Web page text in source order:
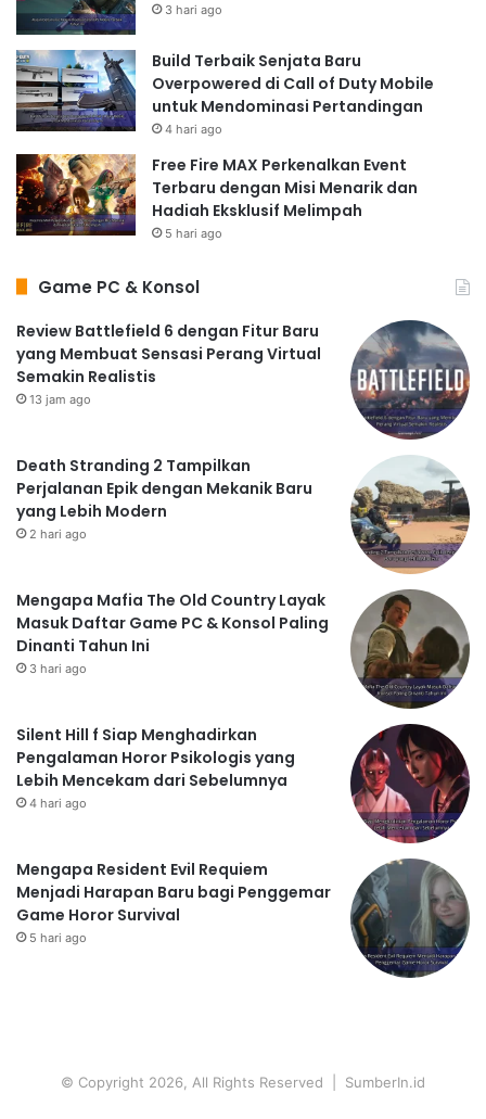
3 hari ago
Build Terbaik Senjata Baru
Overpowered di Call of Duty Mobile
untuk Mendominasi Pertandingan
4 hari ago
Free Fire MAX Perkenalkan Event
Terbaru dengan Misi Menarik dan
Hadiah Eksklusif Melimpah
5 hari ago
Game PC & Konsol
Review Battlefield 6 dengan Fitur Baru
yang Membuat Sensasi Perang Virtual
Semakin Realistis
13 jam ago
Death Stranding 2 Tampilkan
Perjalanan Epik dengan Mekanik Baru
yang Lebih Modern
2 hari ago
Mengapa Mafia The Old Country Layak
Masuk Daftar Game PC & Konsol Paling
Dinanti Tahun Ini
3 hari ago
Silent Hill f Siap Menghadirkan
Pengalaman Horor Psikologis yang
Lebih Mencekam dari Sebelumnya
4 hari ago
Mengapa Resident Evil Requiem
Menjadi Harapan Baru bagi Penggemar
Game Horor Survival
5 hari ago
© Copyright 2026, All Rights Reserved | SumberIn.id